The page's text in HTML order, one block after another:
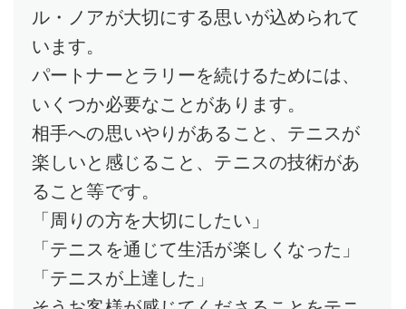
ル・ノアが大切にする思いが込められて
います。
パートナーとラリーを続けるためには、
いくつか必要なことがあります。
相手への思いやりがあること、テニスが
楽しいと感じること、テニスの技術があ
ること等です。
「周りの方を大切にしたい」
「テニスを通じて生活が楽しくなった」
「テニスが上達した」